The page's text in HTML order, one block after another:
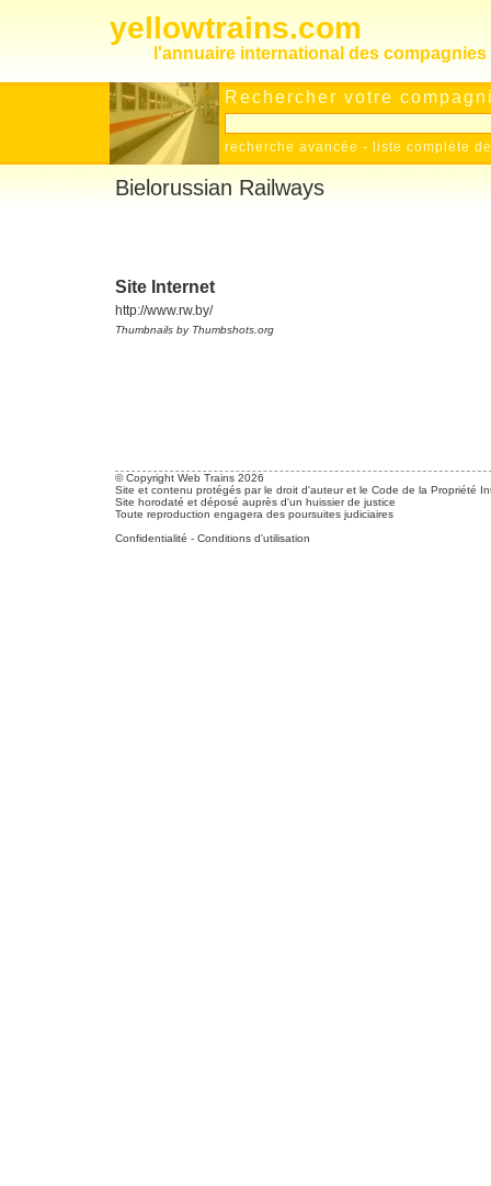
yellowtrains.com
l'annuaire international des
Rechercher votre
recherche avancée - liste complète
Bielorussian Railways
Site Internet
http://www.rw.by/
Thumbnails by Thumbshots.org
© Copyright Web Trains 2026
Site et contenu protégés par le droit d'auteur et le Code de la Propriété
Site horodaté et déposé auprès d'un huissier de justice
Toute reproduction engagera des poursuites judiciaires
Confidentialité - Conditions d'utilisation